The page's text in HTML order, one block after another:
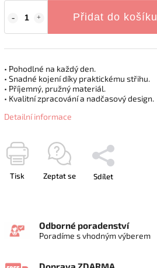
Přidat do košíku
• Pohodlné na každý den.
• Snadné kojení díky praktickému střihu.
• Příjemný, pružný materiál.
• Kvalitní zpracování a nadčasový design.
Detailní informace
Tisk Zeptat se Sdílet
Odborné poradenství
Poradíme s vhodným výberem